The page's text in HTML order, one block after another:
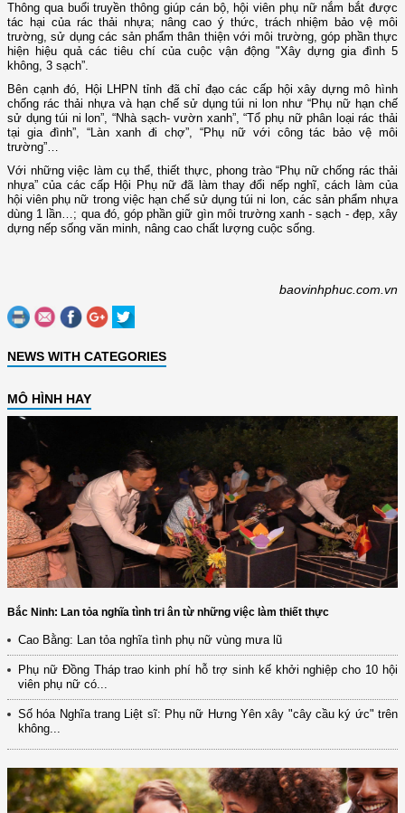
Thông qua buổi truyền thông giúp cán bộ, hội viên phụ nữ nắm bắt được
tác hại của rác thải nhựa; nâng cao ý thức, trách nhiệm bảo vệ môi
trường, sử dụng các sản phẩm thân thiện với môi trường, góp phần thực
hiện hiệu quả các tiêu chí của cuộc vận động "Xây dựng gia đình 5
không, 3 sạch”.
Bên cạnh đó, Hội LHPN tỉnh đã chỉ đạo các cấp hội xây dựng mô hình
chống rác thải nhựa và hạn chế sử dụng túi ni lon như “Phụ nữ hạn chế
sử dụng túi ni lon”, “Nhà sạch- vườn xanh”, “Tổ phụ nữ phân loại rác thải
tại gia đình”, “Làn xanh đi chợ”, “Phụ nữ với công tác bảo vệ môi
trường”…
Với những việc làm cụ thể, thiết thực, phong trào “Phụ nữ chống rác thải
nhựa” của các cấp Hội Phụ nữ đã làm thay đổi nếp nghĩ, cách làm của
hội viên phụ nữ trong việc hạn chế sử dụng túi ni lon, các sản phẩm nhựa
dùng 1 lần…; qua đó, góp phần giữ gìn môi trường xanh - sạch - đẹp, xây
dựng nếp sống văn minh, nâng cao chất lượng cuộc sống.
baovinhphuc.com.vn
NEWS WITH CATEGORIES
MÔ HÌNH HAY
Bắc Ninh: Lan tỏa nghĩa tình tri ân từ những việc làm thiết thực
Cao Bằng: Lan tỏa nghĩa tình phụ nữ vùng mưa lũ
Phụ nữ Đồng Tháp trao kinh phí hỗ trợ sinh kế khởi nghiệp cho 10 hội
viên phụ nữ có...
Số hóa Nghĩa trang Liệt sĩ: Phụ nữ Hưng Yên xây "cây cầu ký ức" trên
không...